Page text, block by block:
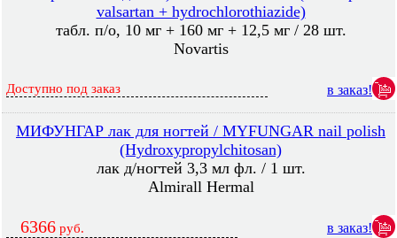
valsartan + hydrochlorothiazide)
табл. п/о, 10 мг + 160 мг + 12,5 мг / 28 шт.
Novartis
Доступно под заказ в заказ!
МИФУНГАР лак для ногтей / MYFUNGAR nail polish
(Hydroxypropylchitosan)
лак д/ногтей 3,3 мл фл. / 1 шт.
Almirall Hermal
6366 руб. в заказ!